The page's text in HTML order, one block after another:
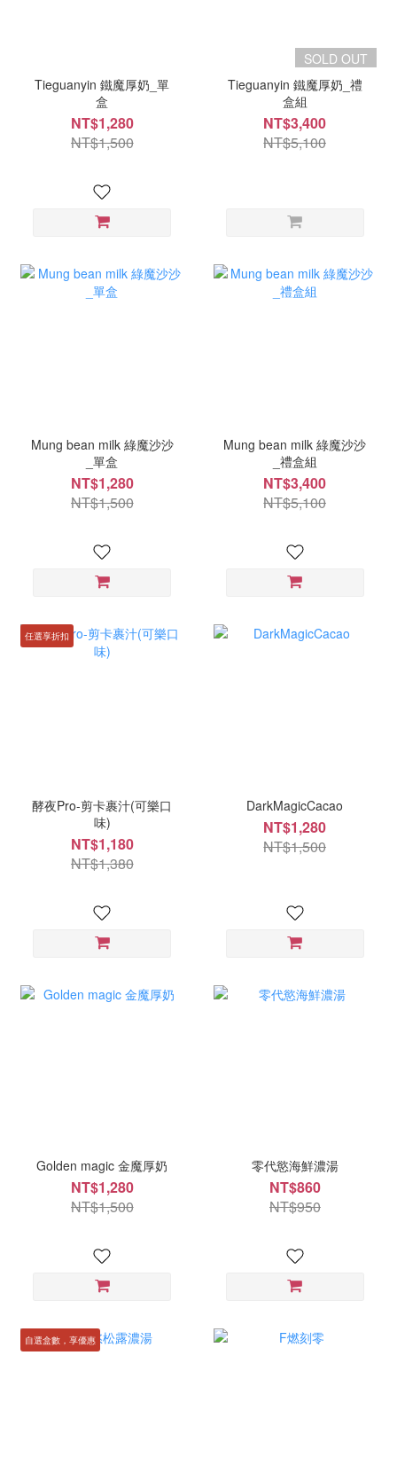
Tieguanyin 鐵魔厚奶_單
盒
NT$1,280
NT$1,500
SOLD OUT
Tieguanyin 鐵魔厚奶_禮
盒組
NT$3,400
NT$5,100
Mung bean milk 綠魔沙沙
_單盒
NT$1,280
NT$1,500
Mung bean milk 綠魔沙沙
_禮盒組
NT$3,400
NT$5,100
任選享折扣
酵夜Pro-剪卡裹汁(可樂口
味)
NT$1,180
NT$1,380
DarkMagicCacao
NT$1,280
NT$1,500
Golden magic 金魔厚奶
NT$1,280
NT$1,500
零代慾海鮮濃湯
NT$860
NT$950
自選盒數，享優惠